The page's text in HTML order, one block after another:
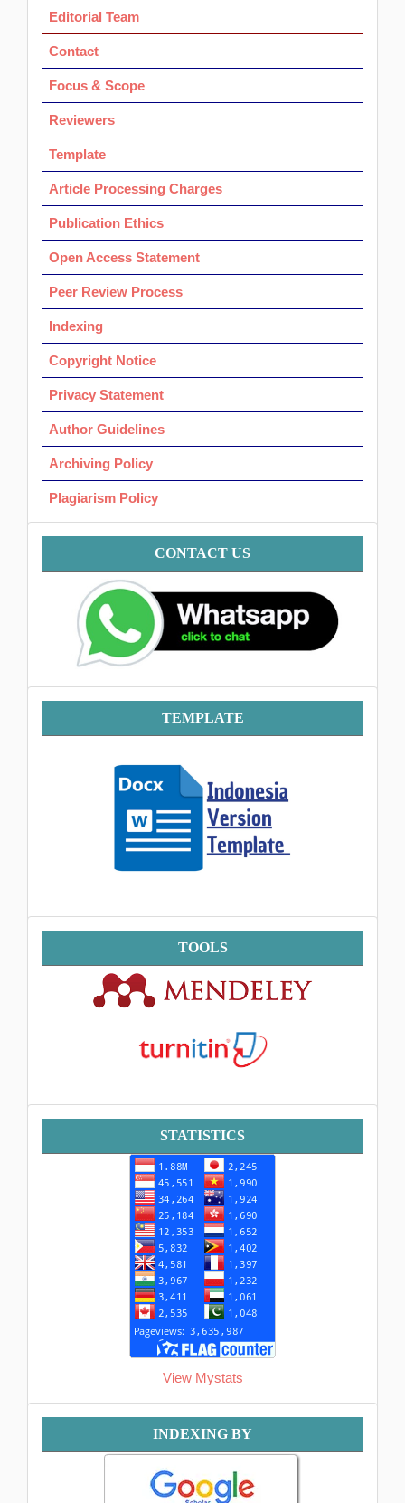
Editorial Team
Contact
Focus & Scope
Reviewers
Template
Article Processing Charges
Publication Ethics
Open Access Statement
Peer Review Process
Indexing
Copyright Notice
Privacy Statement
Author Guidelines
Archiving Policy
Plagiarism Policy
Contact CONTACT US
Template TEMPLATE
Tools TOOLS
Statistik STATISTICS
View Mystats
Indexing INDEXING BY